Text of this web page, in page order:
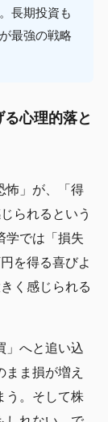
長期投資も
最強の戦略
心理的落と
怖」が、「得
られるという
学では「損失
を得る喜びよ
く感じられる
」へと追い込
ま損が増え
う。そして株